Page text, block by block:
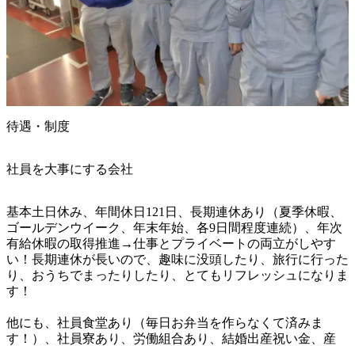
待遇・制度
社員を大事にする会社
基本土日休み、年間休日121日、長期連休あり（夏季休暇、
ゴールデンウイーク、年末年始、各9日間程度連続）、年次
有給休暇の取得推進→仕事とプライベートの両立がしやす
い！長期連休が長いので、趣味に没頭したり、旅行に行った
り、おうちでまったりしたり、とてもリフレッシュになりま
す！
他にも、社員食堂あり（毎日お弁当を作らなくて済みま
す！）、社員寮あり、労働組合あり、結婚出産祝い金、産